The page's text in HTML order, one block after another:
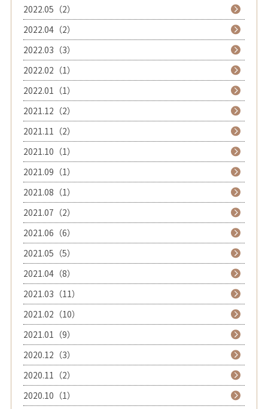
2022.05（2）
2022.04（2）
2022.03（3）
2022.02（1）
2022.01（1）
2021.12（2）
2021.11（2）
2021.10（1）
2021.09（1）
2021.08（1）
2021.07（2）
2021.06（6）
2021.05（5）
2021.04（8）
2021.03（11）
2021.02（10）
2021.01（9）
2020.12（3）
2020.11（2）
2020.10（1）